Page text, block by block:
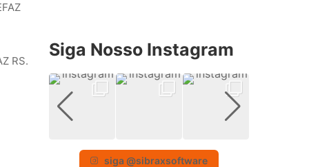
RS.
Siga Nosso Instagram
siga @sibraxsoftware